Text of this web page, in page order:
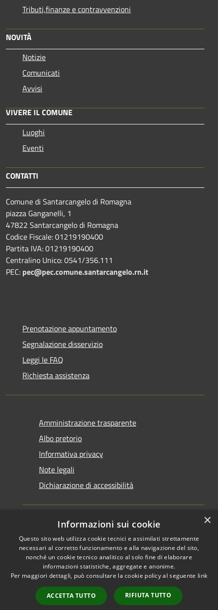
Tributi,finanze e contravvenzioni
NOVITÀ
Notizie
Comunicati
Avvisi
VIVERE IL COMUNE
Luoghi
Eventi
CONTATTI
Comune di Santarcangelo di Romagna
piazza Ganganelli, 1
47822 Santarcangelo di Romagna
Codice Fiscale: 01219190400
Partita IVA: 01219190400
Centralino Unico: 0541/356.111
PEC: pec@pec.comune.santarcangelo.rn.it
Prenotazione appuntamento
Segnalazione disservizio
Leggi le FAQ
Richiesta assistenza
Amministrazione trasparente
Albo pretorio
Informativa privacy
Note legali
Dichiarazione di accessibilità
RSS
Accessibilità
Cookie
Mappa del sito
Copyright © 2026 • Comune di
Santarcangelo di Romagna •
Powered byMunicipium
Accesso redazione
×
Informazioni sui cookie
Questo sito web utilizza cookie tecnici e assimilati strettamente
necessari al corretto funzionamento e alla navigazione del sito,
nonché un cookie tecnico analitico al solo fine di elaborare
informazioni statistiche, aggregate e anonime.
Per maggiori dettagli, può consultare la cookie policy al seguente link
ACCETTA TUTTO RIFIUTA TUTTO